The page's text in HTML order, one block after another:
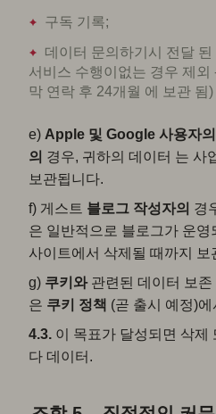
구독 기록;
데이터 문의하기시 전달
서비스 수행이없는 경우 제외
막 연락 후 24개월 에 보관 됨)
e) Apple 및 Google 사용자
의 경우, 귀하의 데이터 는 사
보관됩니다.
f) 게스트 블로그 작성자의 경
은 일반적으로 블로그가 운영
사이트에서 삭제될 때까지 보
g) 쿠키와관련된 데이터 보존
은 쿠키 정책 (곧 출시 예정)
4.3. 이 목표가 달성되면 삭제
다 데이터.